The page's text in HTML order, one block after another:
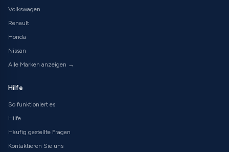
Volkswagen
Renault
Honda
Nissan
Alle Marken anzeigen →
Hilfe
So funktioniert es
Hilfe
Häufig gestellte Fragen
Kontaktieren Sie uns